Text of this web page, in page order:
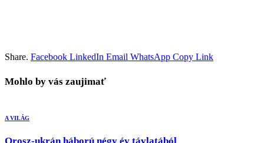
Share. Facebook LinkedIn Email WhatsApp Copy Link
Mohlo by vás zaujimať
A VILÁG